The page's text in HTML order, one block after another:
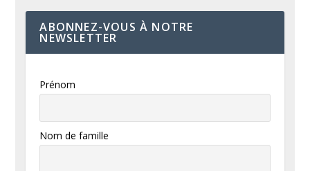
ABONNEZ-VOUS À NOTRE
NEWSLETTER
Prénom
Nom de famille